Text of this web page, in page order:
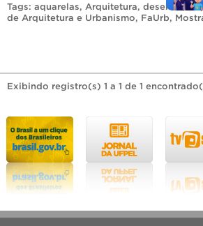
Tags: aquarelas, Arquitetura, desenho,
de Arquitetura e Urbanismo, FaUrb,
Exibindo registro(s) 1 a 1 de 1